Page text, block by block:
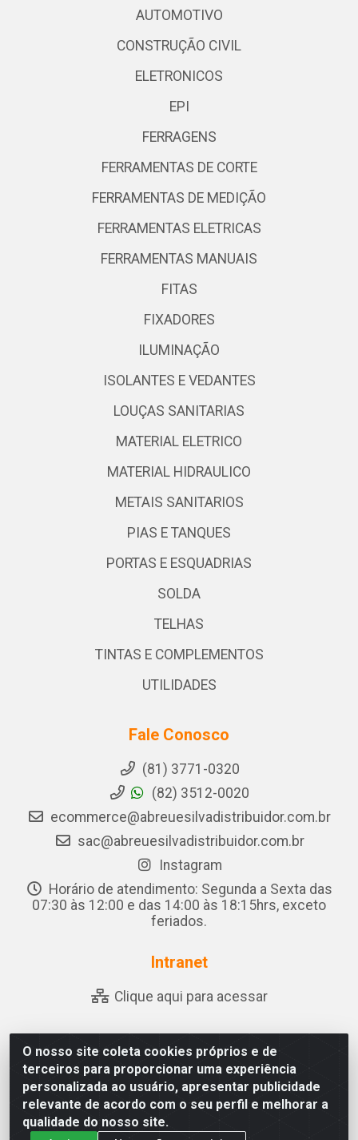
O nosso site coleta cookies próprios e de
terceiros para proporcionar uma experiência
personalizada ao usuário, apresentar publicidade
relevante de acordo com o seu perfil e melhorar a
qualidade do nosso site.
AUTOMOTIVO
CONSTRUÇÃO CIVIL
ELETRONICOS
EPI
FERRAGENS
FERRAMENTAS DE CORTE
FERRAMENTAS DE MEDIÇÃO
FERRAMENTAS ELETRICAS
FERRAMENTAS MANUAIS
FITAS
FIXADORES
ILUMINAÇÃO
ISOLANTES E VEDANTES
LOUÇAS SANITARIAS
MATERIAL ELETRICO
MATERIAL HIDRAULICO
METAIS SANITARIOS
PIAS E TANQUES
PORTAS E ESQUADRIAS
SOLDA
TELHAS
TINTAS E COMPLEMENTOS
UTILIDADES
Fale Conosco
(81) 3771-0320
(82) 3512-0020
ecommerce@abreuesilvadistribuidor.com.br
sac@abreuesilvadistribuidor.com.br
Instagram
Horário de atendimento: Segunda a Sexta das
07:30 às 12:00 e das 14:00 às 18:15hrs, exceto
feriados.
Intranet
Clique aqui para acessar
Abreu & Silva - Rua Padre Jose de Souza Leite, 265 - Ariado,
Olho D'Água das Flores/AL - CEP 57.442-000 - CNPJ
04.790.656/0001-06